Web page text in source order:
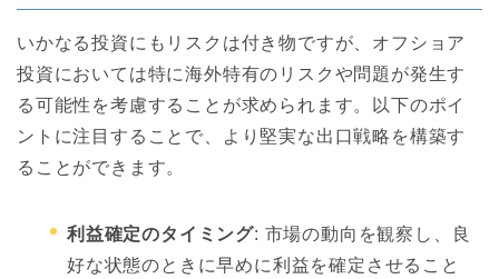
いかなる投資にもリスクは付き物ですが、オフショア
投資においては特に海外特有のリスクや問題が発生す
る可能性を考慮することが求められます。以下のポイ
ントに注目することで、より堅実な出口戦略を構築す
ることができます。
利益確定のタイミング: 市場の動向を観察し、良
好な状態のときに早めに利益を確定させること